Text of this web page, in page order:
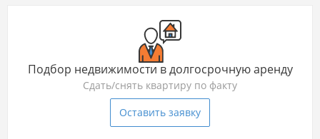
Подбор недвижимости в долгосрочную аренду
Сдать/снять квартиру по факту
Оставить заявку